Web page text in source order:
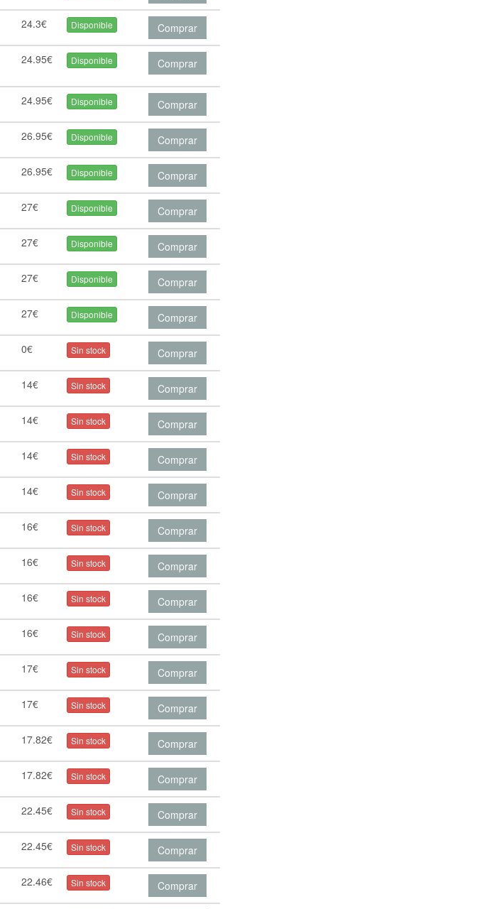
24.3€ Disponible Comprar
24.95€ Disponible Comprar
24.95€ Disponible Comprar
26.95€ Disponible Comprar
26.95€ Disponible Comprar
27€ Disponible Comprar
27€ Disponible Comprar
27€ Disponible Comprar
27€ Disponible Comprar
0€ Sin stock Comprar
14€ Sin stock Comprar
14€ Sin stock Comprar
14€ Sin stock Comprar
14€ Sin stock Comprar
16€ Sin stock Comprar
16€ Sin stock Comprar
16€ Sin stock Comprar
16€ Sin stock Comprar
17€ Sin stock Comprar
17€ Sin stock Comprar
17.82€ Sin stock Comprar
17.82€ Sin stock Comprar
22.45€ Sin stock Comprar
22.45€ Sin stock Comprar
22.46€ Sin stock Comprar